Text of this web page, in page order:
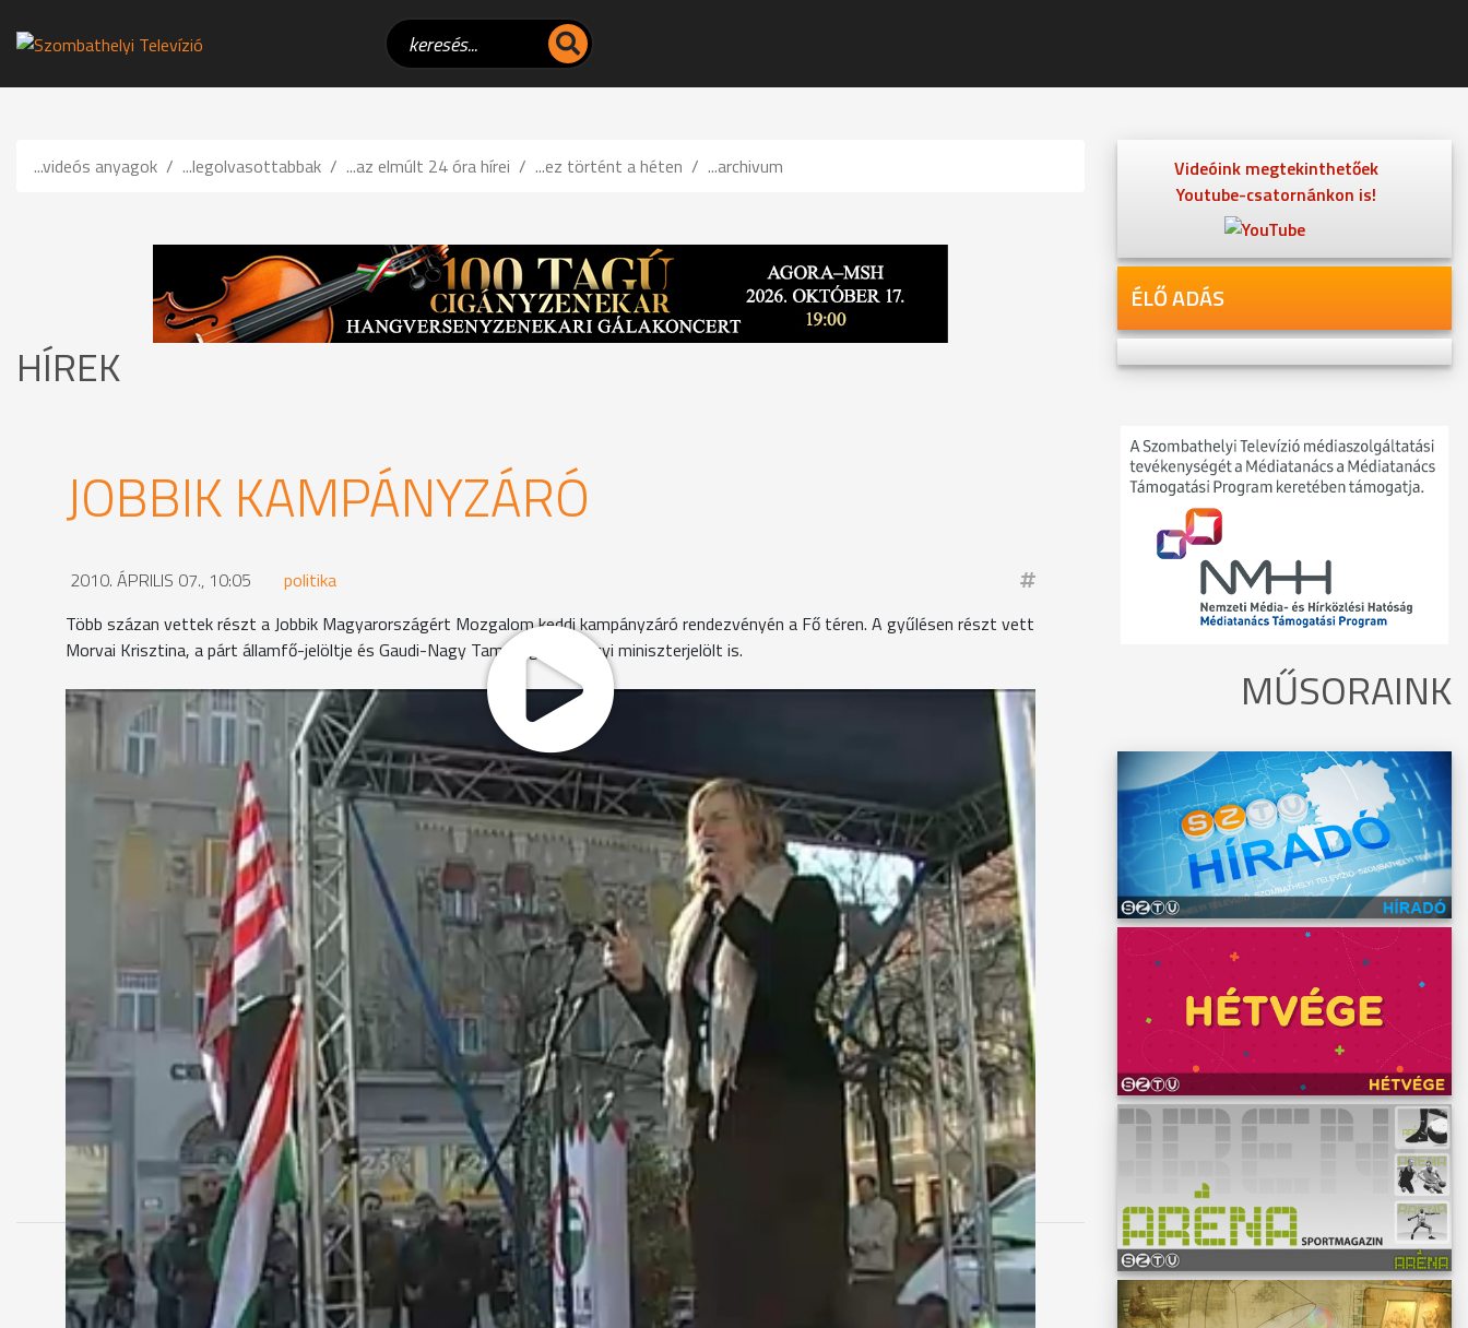
...videós anyagok ...legolvasottabbak ...az elmúlt 24 óra hírei ...ez történt a héten ...archivum
HÍREK
JOBBIK KAMPÁNYZÁRÓ
2010. ÁPRILIS 07., 10:05
politika
Több százan vettek részt a Jobbik Magyarországért Mozgalom keddi kampányzáró rendezvényén a Fő téren. A gyűlésen részt vett
Morvai Krisztina, a párt államfő-jelöltje és Gaudi-Nagy Tamás igazságügyi miniszterjelölt is.
A kampányzáró rendezvényen elsőként a megyei képviselőjelöltek mondtak köszönetet támogatóiknak. Balassa
Péter kiemelte, az őket ért támadások ellenére nem törtek meg, készen állnak a választásokra, felnőttek a
feladatokhoz is. Ez nem egy választás, hanem a választás - mondta Morvai Krisztina a Jobbik államfő-jelöltje
köszöntő beszédében. Úgy fogalmazott: évek óta járja az országot, és nagy változást vett észre az emberek arcán,
míg eddig rosszkedvűek voltak, most tele vannak reménnyel, készek a változásra.
"Visszatért a remény, visszajött az a hit, hogy vissza tudjuk venni a hazánkat azoktól, akik túszul ejtették."
Hozzátette: a pártok nem arról beszélnek, hogy mit tennének, ha megnyernék a választásokat, hanem
gyűlöletkampányt folytatnak a Jobbik ellen, és nem az emberek érdekeit nézik. Hangsúlyozta: a Jobbik nem fogja
hagyni, hogy kizsákmányolják az országot.
MEGOSZTÁS
Videóink megtekinthetőek
Youtube-csatornánkon is!
ÉLŐ ADÁS
MŰSORAINK